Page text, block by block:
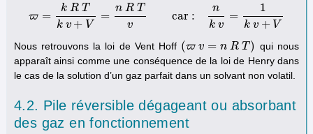
ϖ =
k R T
k v + V
=
n R T
v
car :
n
k v
=
1
k v + V
ϖ=k R Tk v+V=n car :nk =1k +V
Nous retrouvons la loi de Vent Hoff (ϖ v = n R T )
(ϖ v= n R T)
qui nous
apparaît ainsi comme une conséquence de la loi de Henry dans
le cas de la solution d’un gaz parfait dans un solvant non volatil.
4.2. Pile réversible dégageant ou absorbant
des gaz en fonctionnement